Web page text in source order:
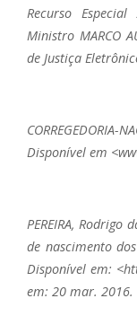
Recurso
Ministro MARCO
de Justiça
CORREGEDORIA-
Disponível em
PEREIRA,
de nascimento
Disponível em:
em: 20 mar. 2016.